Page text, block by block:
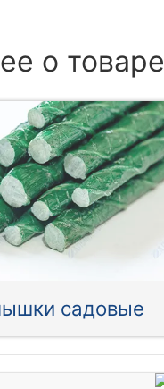
о товаре
садовые